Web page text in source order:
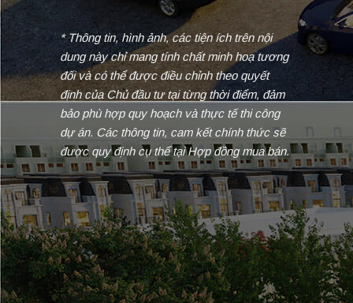
* Thông tin, hình ảnh, các tiện ích trên nội
dung này chỉ mang tính chất minh hoạ tương
đối và có thể được điều chỉnh theo quyết
định của Chủ đầu tư tại từng thời điểm, đảm
bảo phù hợp quy hoạch và thực tế thi công
dự án. Các thông tin, cam kết chính thức sẽ
được quy định cụ thể tại Hợp đồng mua bán.